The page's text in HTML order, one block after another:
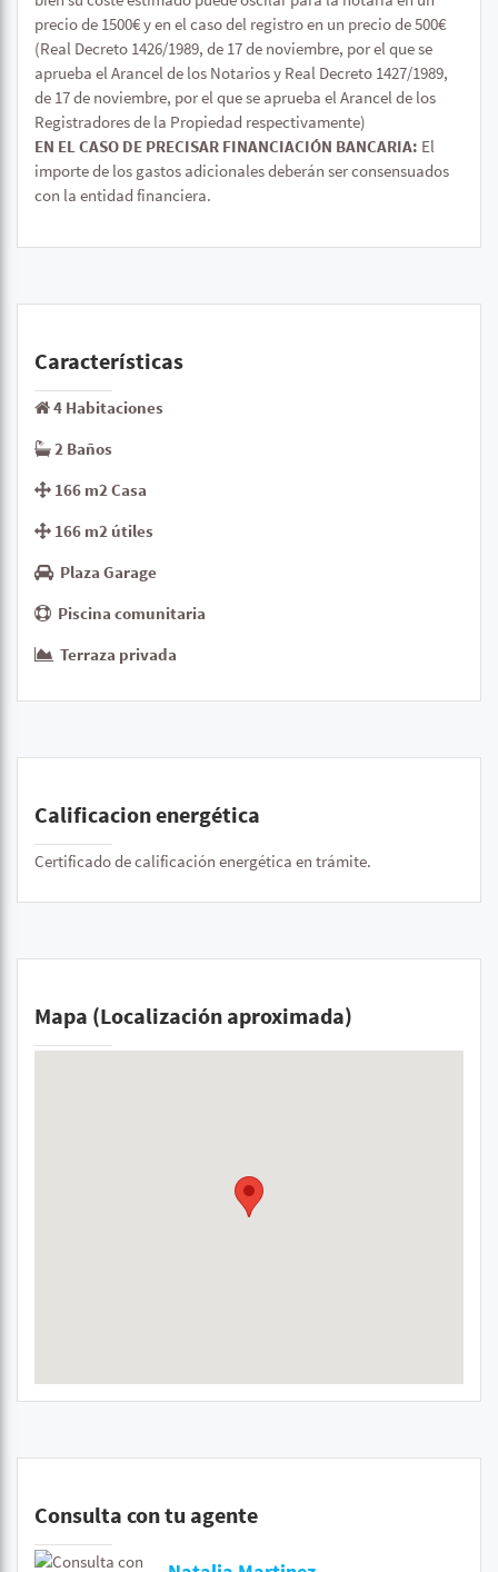
precio de 1500€ y en el caso del registro en un precio de 500€
(Real Decreto 1426/1989, de 17 de noviembre, por el que se
aprueba el Arancel de los Notarios y Real Decreto 1427/1989,
de 17 de noviembre, por el que se aprueba el Arancel de los
Registradores de la Propiedad respectivamente)
EN EL CASO DE PRECISAR FINANCIACIÓN BANCARIA: El
importe de los gastos adicionales deberán ser consensuados
con la entidad financiera.
Características
4 Habitaciones
2 Baños
166 m2 Casa
166 m2 útiles
Plaza Garage
Piscina comunitaria
Terraza privada
Calificacion energética
Certificado de calificación energética en trámite.
Mapa (Localización aproximada)
Consulta con tu agente